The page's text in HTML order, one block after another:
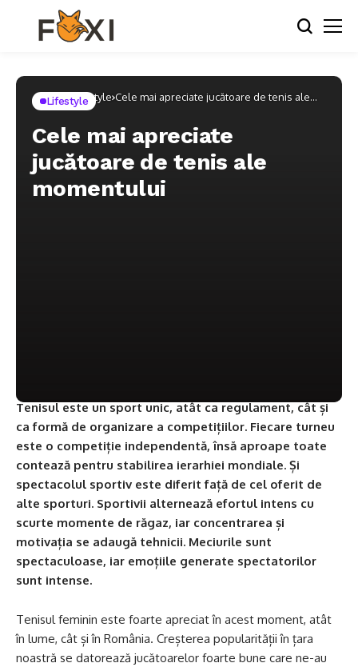
Home Lifestyle Cele mai apreciate jucătoare de tenis ale
Lifestyle
Cele mai apreciate
jucătoare de tenis ale
momentului
Tenisul este un sport unic, atât ca regulament, cât și
ca formă de organizare a competițiilor. Fiecare turneu
este o competiție independentă, însă aproape toate
contează pentru stabilirea ierarhiei mondiale. Și
spectacolul sportiv este diferit față de cel oferit de
alte sporturi. Sportivii alternează efortul intens cu
scurte momente de răgaz, iar concentrarea și
motivația se adaugă tehnicii. Meciurile sunt
spectaculoase, iar emoțiile generate spectatorilor
sunt intense.
Tenisul feminin este foarte apreciat în acest moment, atât
în lume, cât și în România. Creșterea popularității în țara
noastră se datorează jucătoarelor foarte bune care ne-au